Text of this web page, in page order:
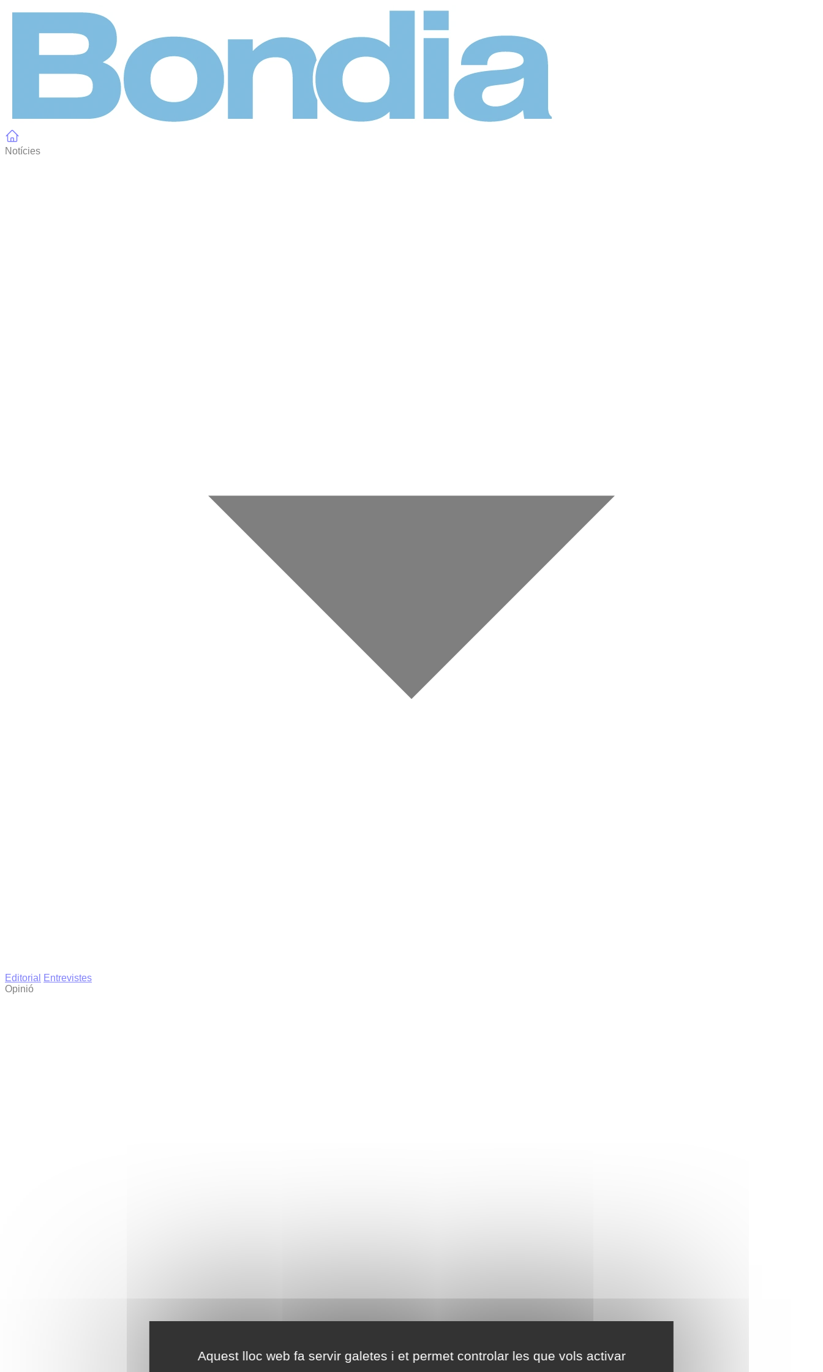
Aquest lloc web fa servir galetes i et permet controlar les que vols activar
Notícies
Editorial
Entrevistes
Opinió